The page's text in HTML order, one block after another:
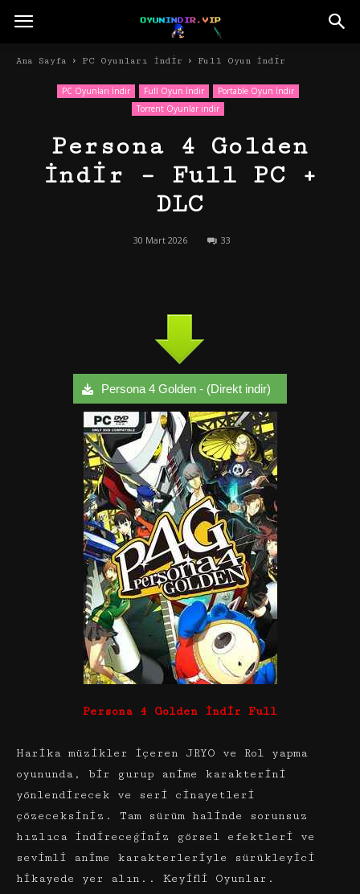
Ana Sayfa PC Oyunları İndir Full Oyun İndir
PC Oyunları İndir Full Oyun İndir
Portable Oyun İndir
Torrent Oyunlar indir
Persona 4 Golden
İndir – Full PC +
DLC
30 Mart 2026 33
Persona 4 Golden - (Direkt indir)
Persona 4 Golden İndir Full
Harika müzikler içeren JRYO ve Rol yapma
oyununda, bir gurup anime karakterini
yönlendirecek ve seri cinayetleri
çözeceksiniz. Tam sürüm halinde sorunsuz
hızlıca indireceğiniz görsel efektleri ve
sevimli anime karakterleriyle sürükleyici
hikayede yer alın.. Keyifli Oyunlar.